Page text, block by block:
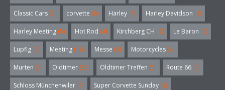
Classic Cars (3) corvette (6) Harley (7) Harley Davidson (3)
Harley Meeting (5) Hot Rod (4) Kirchberg CH (4) Le Baron (4)
Lupfig (3) Meeting (18) Messe (5) Motorcycles (4)
Murten (3) Oldtimer (32) Oldtimer Treffen (5) Route 66 (3)
Schloss Münchenwiler (3) Super Corvette Sunday (5)